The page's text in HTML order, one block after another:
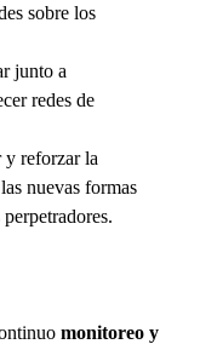
sobre los
junto a
redes de
y reforzar la
nuevas formas
monitoreo y